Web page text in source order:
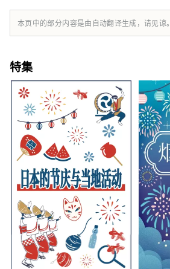
本页中的部分内容是由自动翻译生成，请见谅。
特集